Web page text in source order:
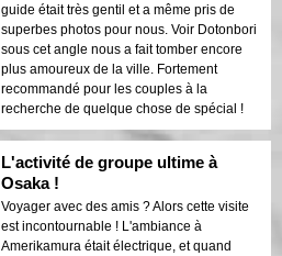
guide était très gentil et a même pris de
superbes photos pour nous. Voir Dotonbori
sous cet angle nous a fait tomber encore
plus amoureux de la ville. Fortement
recommandé pour les couples à la
recherche de quelque chose de spécial !
L'activité de groupe ultime à
Osaka !
Voyager avec des amis ? Alors cette visite
est incontournable ! L'ambiance à
Amerikamura était électrique, et quand